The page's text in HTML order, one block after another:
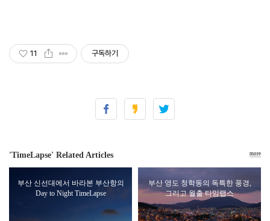
11 구독하기
'TimeLapse' Related Articles
부산 신선대에서 바라본 부산항의
Day to Night TimeLapse
부산 영도 청학동의 독특한 풍경,
그리고 월출 타임랩스
more